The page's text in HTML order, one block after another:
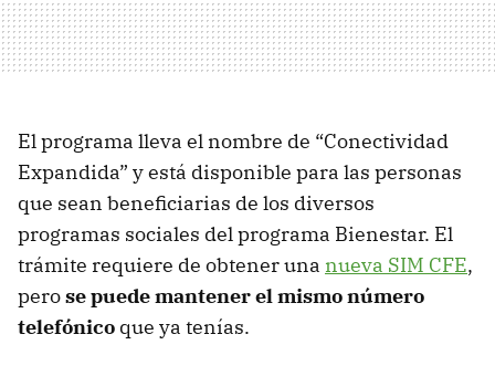
El programa lleva el nombre de “Conectividad
Expandida” y está disponible para las personas
que sean beneficiarias de los diversos
programas sociales del programa Bienestar. El
trámite requiere de obtener una nueva SIM CFE,
perose puede mantener el mismo número
telefónico que ya tenías.